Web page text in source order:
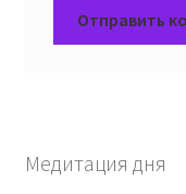
Медитация дня